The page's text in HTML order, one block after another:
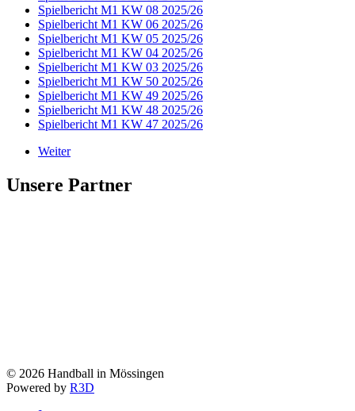
Spielbericht M1 KW 08 2025/26
Spielbericht M1 KW 06 2025/26
Spielbericht M1 KW 05 2025/26
Spielbericht M1 KW 04 2025/26
Spielbericht M1 KW 03 2025/26
Spielbericht M1 KW 50 2025/26
Spielbericht M1 KW 49 2025/26
Spielbericht M1 KW 48 2025/26
Spielbericht M1 KW 47 2025/26
Weiter
Unsere Partner
© 2026 Handball in Mössingen
Powered by R3D